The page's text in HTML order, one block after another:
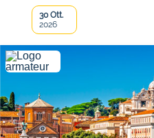
30 Ott.
2026